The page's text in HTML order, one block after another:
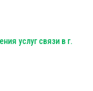
услуг связи в г.